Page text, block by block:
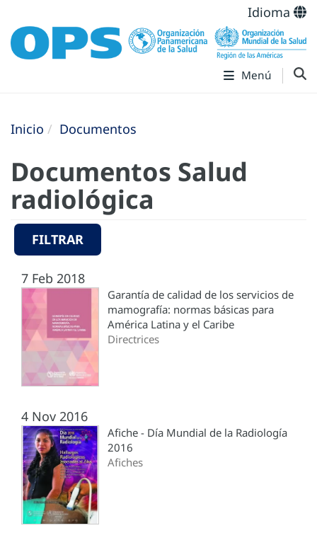
Idioma
Menú
Inicio Documentos
Documentos Salud
radiológica
FILTRAR
7 Feb 2018
Garantía de calidad de los servicios de
mamografía: normas básicas para
América Latina y el Caribe
Directrices
4 Nov 2016
Afiche - Día Mundial de la Radiología
2016
Afiches